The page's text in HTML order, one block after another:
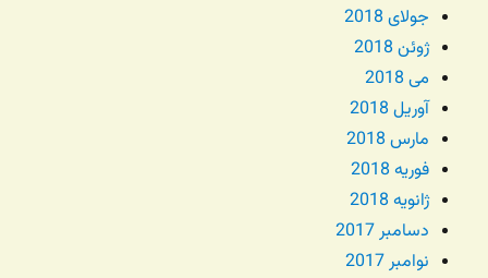
جولای 2018
ژوئن 2018
می 2018
آوریل 2018
مارس 2018
فوریه 2018
ژانویه 2018
دسامبر 2017
نوامبر 2017